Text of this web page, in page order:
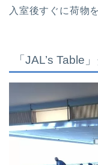
入室後すぐに荷物
「JAL’s Table